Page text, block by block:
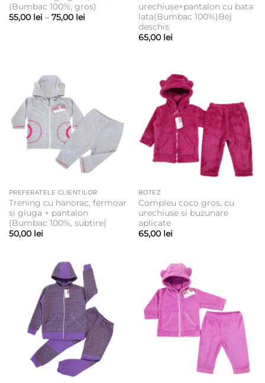
(Bumbac 100%, gros)
55,00 lei – 75,00 leiInterval
urechiușe+pantalon cu bata
lata(Bumbac 100%)Bej
deschis
65,00 lei
PREFERATELE CLIENTILOR
Trening cu hanorac, fermoar
si gluga + pantalon
(Bumbac 100%, subtire)
50,00 lei
BOTEZ
Compleu coco gros, cu
urechiuse si buzunare
aplicate
65,00 lei